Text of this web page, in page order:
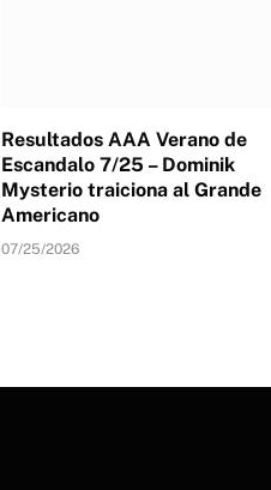
Resultados AAA Verano de
Escandalo 7/25 – Dominik
Mysterio traiciona al Grande
Americano
07/25/2026